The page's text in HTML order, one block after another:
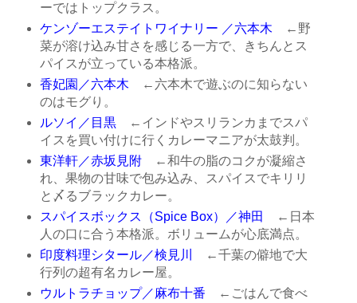
ーではトップクラス。
ケンゾーエステイトワイナリー ／六本木 ←野
菜が溶け込み甘さを感じる一方で、きちんとス
パイスが立っている本格派。
香妃園／六本木 ←六本木で遊ぶのに知らない
のはモグり。
ルソイ／目黒←インドやスリランカまでスパ
イスを買い付けに行くカレーマニアが太鼓判。
東洋軒／赤坂見附←和牛の脂のコクが凝縮さ
れ、果物の甘味で包み込み、スパイスでキリリ
と〆るブラックカレー。
スパイスボックス（Spice Box）／神田
←日本
人の口に合う本格派。ボリュームが心底満点。
印度料理シタール／検見川
←千葉の僻地で大
行列の超有名カレー屋。
ウルトラチョップ／麻布十番 ←ごはんで食べ